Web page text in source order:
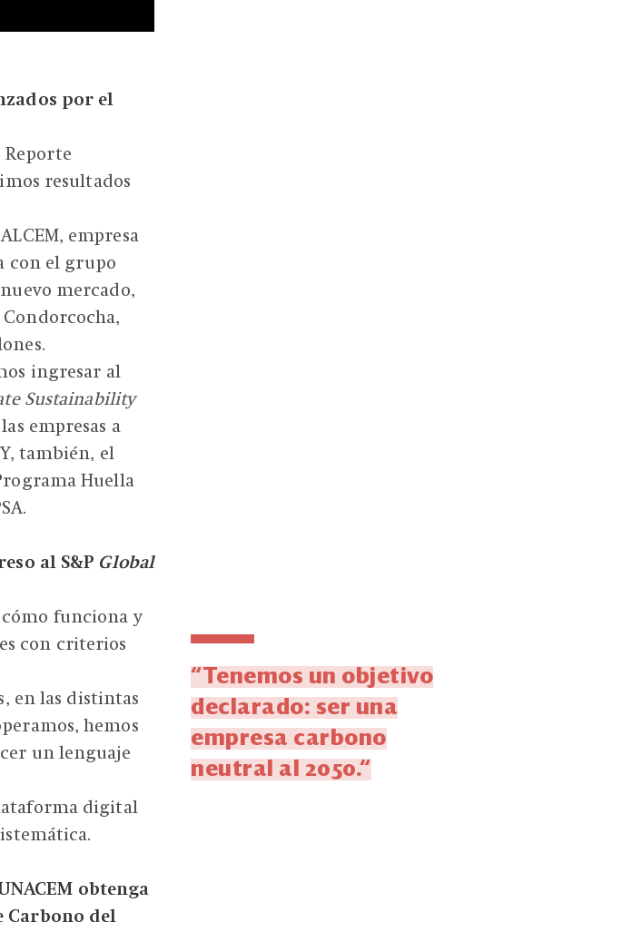
por el
resultados
empresa
con el grupo
mercado,
ingresar al
Sustainability
empresas a
también, el
Huella
al S&P Global
cómo funciona y
con criterios
en las distintas
hemos
un lenguaje
digital
obtenga
Carbono del
“Tenemos un objetivo
declarado: ser una
empresa carbono
neutral al 2050.“